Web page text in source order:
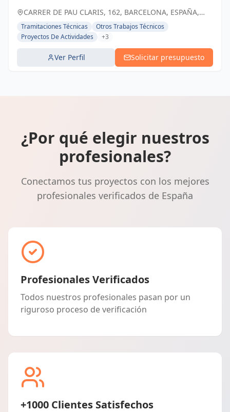
de tu negocio.
CARRER DE PAU CLARIS, 162, BARCELONA, ESPAÑA,
España
Tramitaciones Técnicas
Otros Trabajos Técnicos
Proyectos De Actividades
+3
Ver Perfil Solicitar presupuesto
¿Por qué elegir nuestros
profesionales?
Conectamos tus proyectos con los mejores
profesionales verificados de España
Profesionales Verificados
Todos nuestros profesionales pasan por un
riguroso proceso de verificación
+1000 Clientes Satisfechos